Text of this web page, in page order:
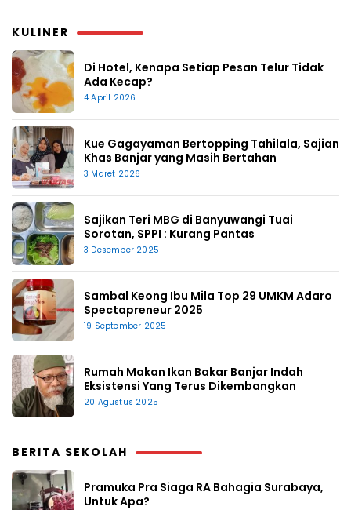
KULINER
Di Hotel, Kenapa Setiap Pesan Telur Tidak
Ada Kecap?
4 April 2026
Kue Gagayaman Bertopping Tahilala, Sajian
Khas Banjar yang Masih Bertahan
3 Maret 2026
Sajikan Teri MBG di Banyuwangi Tuai
Sorotan, SPPI : Kurang Pantas
3 Desember 2025
Sambal Keong Ibu Mila Top 29 UMKM Adaro
Spectapreneur 2025
19 September 2025
Rumah Makan Ikan Bakar Banjar Indah
Eksistensi Yang Terus Dikembangkan
20 Agustus 2025
BERITA SEKOLAH
Pramuka Pra Siaga RA Bahagia Surabaya,
Untuk Apa?